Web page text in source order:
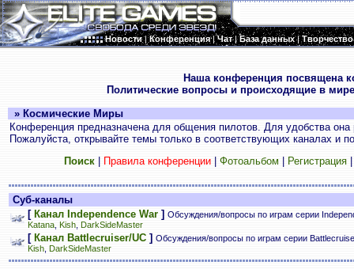
Новости|Конференция|Чат|База данных|Творчество
Наша конференция посвящена
Политические вопросы и происходящие в
» Космические Миры
Конференция предназначена для общения пилотов. Для удобства
Пожалуйста, открывайте темы только в соответствующих каналах и
Поиск| Правила конференции| Фотоальбом Регистрация
Суб-каналы
[ Канал Independence War ] Обсуждения/вопросы по играм серии
Katana Kish DarkSideMaster
[ Канал Battlecruiser/UC ] Обсуждения/вопросы по играм серии
Kish DarkSideMaster